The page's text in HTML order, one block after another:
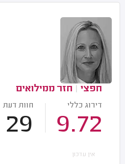
חפצי חזר ממילואים
דירוג כללי
9.72
חוות דעת
29
אין עדכון